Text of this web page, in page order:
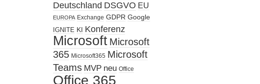
Deutschland DSGVO EU
EUROPA Exchange GDPR Google
IGNITE KI Konferenz
Microsoft Microsoft
365 Microsoft365 Microsoft
Teams MVP neu Office
Office 365